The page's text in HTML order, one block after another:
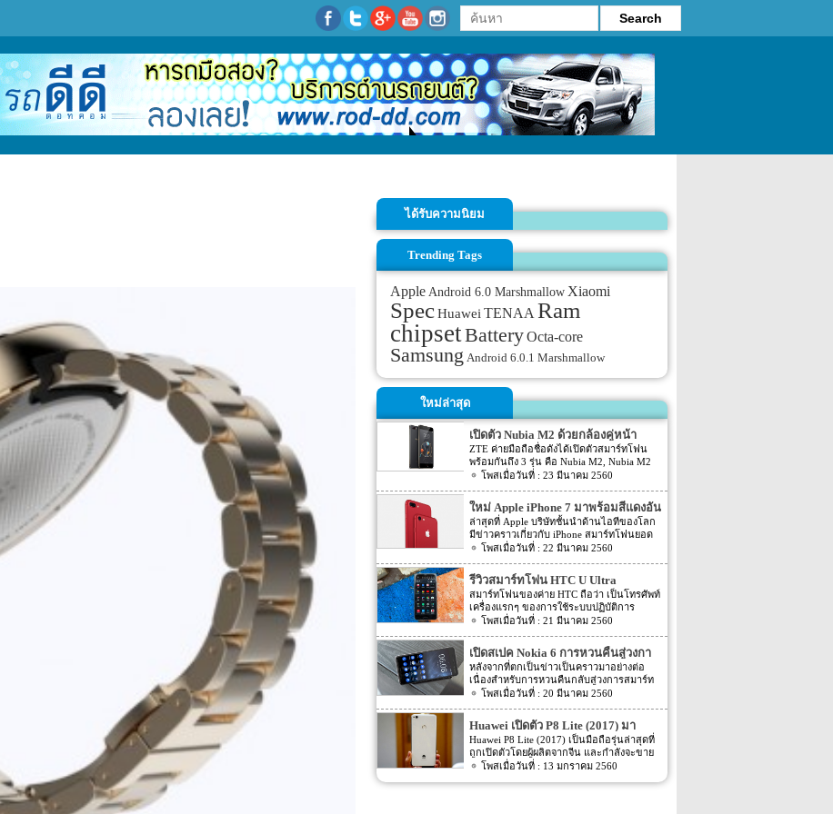
ได้รับความนิยม
Trending Tags
Apple Android 6.0 Marshmallow Xiaomi
SpecHuawei TENAARam
chipsetBatteryOcta-core
Samsung Android 6.0.1 Marshmallow
ใหม่ล่าสุด
เปิดตัว Nubia M2 ด้วยกล้องคู่หน้า
ZTE ค่ายมือถือชื่อดังได้เปิดตัวสมาร์ทโฟน
พร้อมกันถึง 3 รุ่น คือ Nubia M2, Nubia M2
Lite และ Nubia N2 ซึ่งแต่ละรุ่นก็มีความน่า
นี้เราจะมารีวิวให้ท่านได้รู้จักกับ Nubia M2
ที่มีจุดขายตรงกล้องหน้าที่มาเป็นคู่ นอกจาก
กล้องหน้าที่มาเป็นคู่แล้วยังมีส่วนอื่นๆ ที่น่า
สนใจอีก Nubia M2 ใช้กล้องหน้าแบบคู่ที่มี
ความละเอียดสูงถึง 13MP มีรูรับแสง f 2.2
กล้องหน้าสำหรับการเซลฟี่มีความละเอียด
16MP พร้อมกับรูรับแสง f/2.0 กล้องหน้า
สามารถจับภาพได้กว้างถึง 80 องศา นั้นจะ
ทำให้การถ่ายรูปเซลฟี่ได้กว้างมากยิ่งขึ้น
หน้าจอเป็นแบบ AMOLED มีความละเอียดสูง
ถึง 1080p ขนาด 5.5 นิ้ว ระบบประมวลผล
การทำงานจะเป็นชิปเซ็ต Snapdragon 625
เป็นชิปประมวลผลของ Qualcomm ใช้ RAM
4GB หน่วยความจำมีให้เลือกอยู่ 2 ขนาด คือ
[…]
23 มีนาคม 2560
ใหม่ Apple iPhone 7 มาพร้อมสีแดงอัน
ร้อนแรง
ล่าสุดที่ Apple บริษัทชั้นนำด้านไอทีของโลก
มีข่าวคราวเกี่ยวกับ iPhone สมาร์ทโฟนยอด
ฮิตในประเทศไทยและทั่วโลก และในช่วงที่
อาจจะพลาดโอกาสได้สัมผัสเทคโนโลยีอัน
ทันสมัยในคราวนั้น แต่ก็ถือว่า เป็นความโชค
ดีที่คุณกำลังจะได้สัมผัสกับ iPhone 7 ที่มา
พร้อมการออกแบบสีของบอดี้ด้วยสีแดงอัน
ร้อนแรง เร้าใจแบบสุดๆ ทำให้สาวกของ
Apple กระเป๋าสั่นกันเลยทีเดียว การออกแบบ
iPhone 7 สีแดง ได้แรงบันดาลใจมาจากการ
กุศลของ iGadget ซึ่งปกติแล้ว การปรับแต่ง
Apple จะให้บริษัทข้างนอกช่วยในการปรับ
แต่งให้ แต่บอดี้นี้สีนี้ Apple ลงแรงปรับแต่งเอง
สีแดงอันร้อนแรง Apple จะจับความร้อนแรง
ลงไปใน iPhone 7 และ iPhone 7 Plus ทาง
บริษัท Apple ได้กำหนดวันจำหน่ายในวันศุกร์
ที่ 24 มีนาคม 2560 ที่จะถึงนี้ เวลาในการเปิด
ขายเป็นเวลาช่วงเช้าประมาณ 8.01 น. (เป็น
เวลาในฝั่งประเทศแถบแปซิฟิก) การเปิดตัว
22 มีนาคม 2560
รีวิวสมาร์ทโฟน HTC U Ultra
สมาร์ทโฟนของค่าย HTC ถือว่า เป็นโทรศัพท์
เครื่องแรกๆ ของการใช้ระบบปฏิบัติการ
Android หลายคนน่าจะจำได้ ในช่วงนั้นมี
Bird ที่ฮิตกันทั่วบ้านทั่วเมือง สมาร์ทโฟนหนึ่ง
ในที่สามารถเล่นเกมส์ Angry Bird นี้ได้ ก็คือ
สมาร์ทโฟนจากค่าย HTC หลังจากนั้น HTC
ก็ได้มีการพัฒนาสมาร์ทโฟนขึ้นมาอีก
มากมาย ล่าสุดได้เตรียมปล่อยรุ่นใหม่ อย่าง
HTC U Ultra HTC U Ultra มาพร้อมกับหน้า
จอ Super LCD5 มีขนาด 5.7 นิ้ว หน้าจอเป็น
แบบ Gorilla Glass 5 ซึ่งเป็นหน้าจอใหม่ที่
สามารถป้องกันรอยขีดข่วนได้ ความละเอียด
ของภาพสูงถึง 1,040 X 2,560 พิกเซล
(513ppi) ใช้ชิปประมวลผล Snapdragon 820
ที่มีความเร็วให้เลือกถึง 2 แบบ คือ 2.15GHz
21 มีนาคม 2560
เปิดสเปค Nokia 6 การหวนคืนสู่วงกา
รสมาร์ทโฟน
หลังจากที่ตกเป็นข่าวเป็นคราวมาอย่างต่อ
เนื่องสำหรับการหวนคืนกลับสู่วงการสมาร์ท
โฟน อย่างสมาร์ทโฟนในแบรนด์ Nokia ครั้ง
เอาสมาร์ทโฟนรุ่นนี้ไปทดสอบในห้องปฏิบัติ
การ Nokia 6 เปิดตัวรุ่นแรกภายใต้ชื่อรุ่น TA-
1000 ซึ่งจะมีความน่าสนใจทั้งในเรื่องของ
ซอฟต์แวร์และวัสดุอุปกรณ์ที่นำมาผลิตต่างๆ
Nokia 6 ไม่ได้เป็นสมาร์ทโฟนระดับสูง แต่จะ
เป็นสมาร์ทโฟนราคากลางๆ ที่เตรียมตัวจะมา
20 มีนาคม 2560
Huawei เปิดตัว P8 Lite (2017) มา
พร้อมหน้าจอ 1080p ชิพเซ็ท Kirin
655
Huawei P8 Lite (2017) เป็นมือถือรุ่นล่าสุดที่
ถูกเปิดตัวโดยผู้ผลิตจากจีน และกำลังจะขาย
ในตลาดยุโรปบางประเทศในเร็วๆ นี้ แต่การ
13 มกราคม 2560